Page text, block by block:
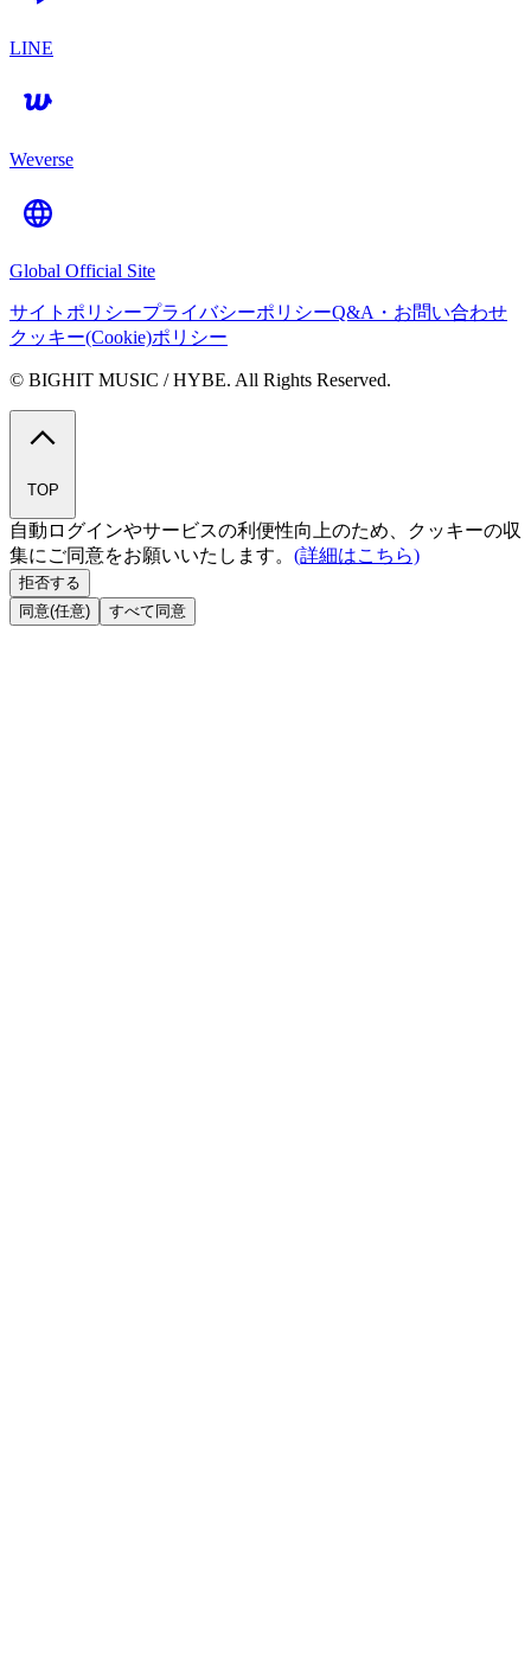
LINE
Weverse
Global Official Site
サイトポリシープライバシーポリシーQ&A・お問い合わせ
クッキー(Cookie)ポリシー
© BIGHIT MUSIC / HYBE. All Rights Reserved.
TOP
自動ログインやサービスの利便性向上のため、クッキーの収
集にご同意をお願いいたします。 (詳細はこちら)
拒否する
同意(任意)
すべて同意